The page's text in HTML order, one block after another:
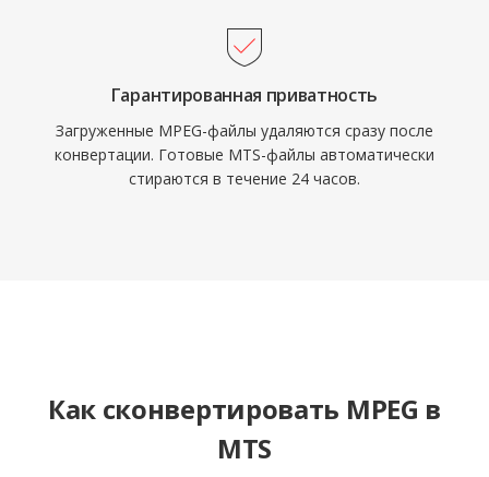
перекодировать в оптимизированные для
монтажа форматы для более плавной
работы в реальном времени.
Гарантированная приватность
Загруженные MPEG-файлы удаляются сразу после
конвертации. Готовые MTS-файлы автоматически
стираются в течение 24 часов.
Как сконвертировать MPEG в
MTS